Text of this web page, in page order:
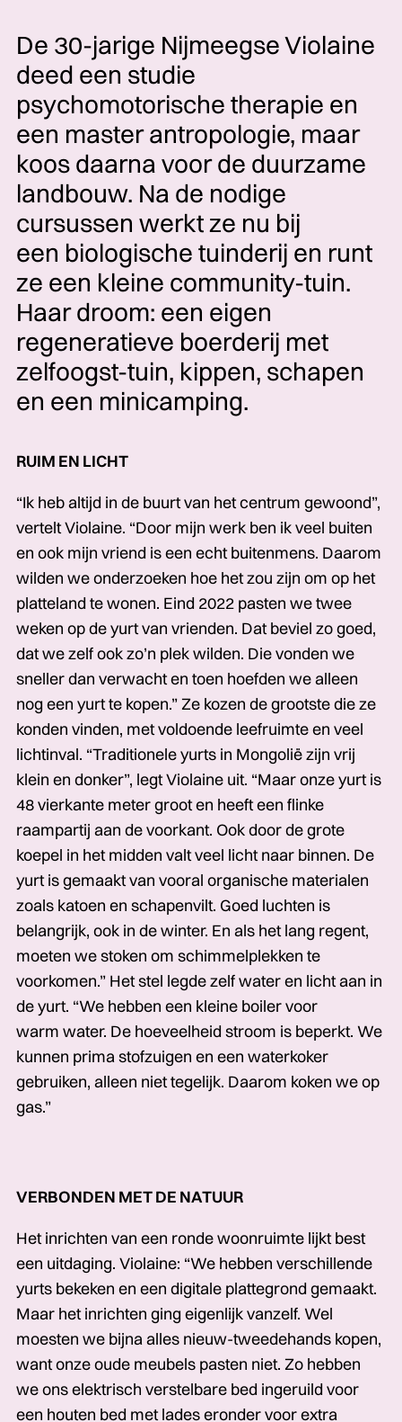
De 30-jarige Nijmeegse Violaine
deed een studie
psychomotorische therapie en
een master antropologie, maar
koos daarna voor de duurzame
landbouw. Na de nodige
cursussen werkt ze nu bij
een biologische tuinderij en runt
ze een kleine community-tuin.
Haar droom: een eigen
regeneratieve boerderij met
zelfoogst-tuin, kippen, schapen
en een minicamping.
RUIM EN LICHT
“Ik heb altijd in de buurt van het centrum gewoond”,
vertelt Violaine. “Door mijn werk ben ik veel buiten
en ook mijn vriend is een echt buitenmens. Daarom
wilden we onderzoeken hoe het zou zijn om op het
platteland te wonen. Eind 2022 pasten we twee
weken op de yurt van vrienden. Dat beviel zo goed,
dat we zelf ook zo’n plek wilden. Die vonden we
sneller dan verwacht en toen hoefden we alleen
nog een yurt te kopen.” Ze kozen de grootste die ze
konden vinden, met voldoende leefruimte en veel
lichtinval. “Traditionele yurts in Mongolië zijn vrij
klein en donker”, legt Violaine uit. “Maar onze yurt is
48 vierkante meter groot en heeft een flinke
raampartij aan de voorkant. Ook door de grote
koepel in het midden valt veel licht naar binnen. De
yurt is gemaakt van vooral organische materialen
zoals katoen en schapenvilt. Goed luchten is
belangrijk, ook in de winter. En als het lang regent,
moeten we stoken om schimmelplekken te
voorkomen.” Het stel legde zelf water en licht aan in
de yurt. “We hebben een kleine boiler voor
warm water. De hoeveelheid stroom is beperkt. We
kunnen prima stofzuigen en een waterkoker
gebruiken, alleen niet tegelijk. Daarom koken we op
gas.”
VERBONDEN MET DE NATUUR
Het inrichten van een ronde woonruimte lijkt best
een uitdaging. Violaine: “We hebben verschillende
yurts bekeken en een digitale plattegrond gemaakt.
Maar het inrichten ging eigenlijk vanzelf. Wel
moesten we bijna alles nieuw-tweedehands kopen,
want onze oude meubels pasten niet. Zo hebben
we ons elektrisch verstelbare bed ingeruild voor
een houten bed met lades eronder voor extra